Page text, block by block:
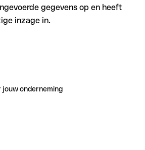
gegevens op en heeft
inzage in.
jouw onderneming